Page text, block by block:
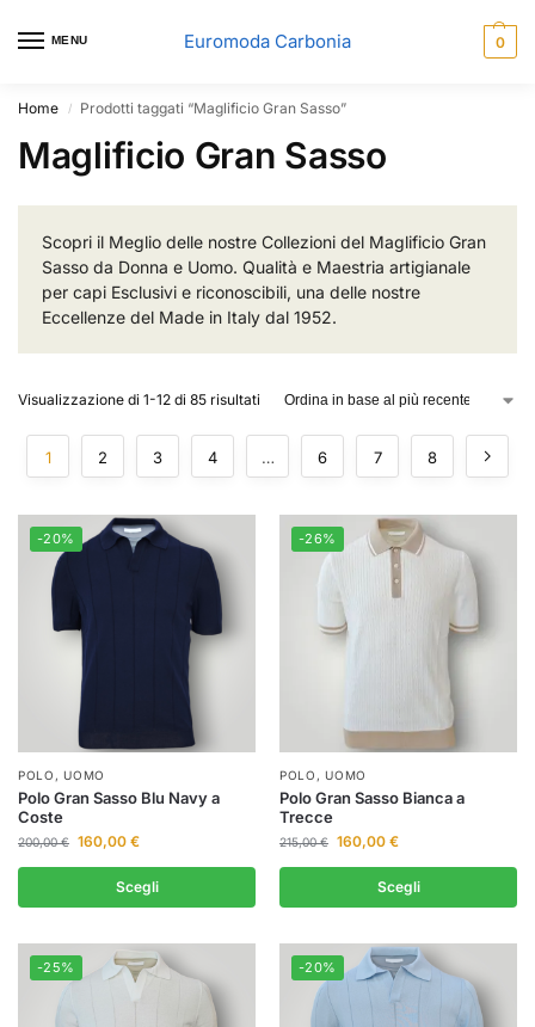
MENU Euromoda Carbonia 0
Home / Prodotti taggati “Maglificio Gran Sasso”
Maglificio Gran Sasso
Scopri il Meglio delle nostre Collezioni del Maglificio Gran
Sasso da Donna e Uomo. Qualità e Maestria artigianale
per capi Esclusivi e riconoscibili, una delle nostre
Eccellenze del Made in Italy dal 1952.
Visualizzazione di 1-12 di 85 risultati
1 2 3 4 … 6 7 8
-20%
POLO ,UOMO
Polo Gran Sasso Blu Navy a
Coste
200,00€ 160,00 €
Scegli
-26%
POLO ,UOMO
Polo Gran Sasso Bianca a
Trecce
215,00€ 160,00 €
Scegli
-25% -20%